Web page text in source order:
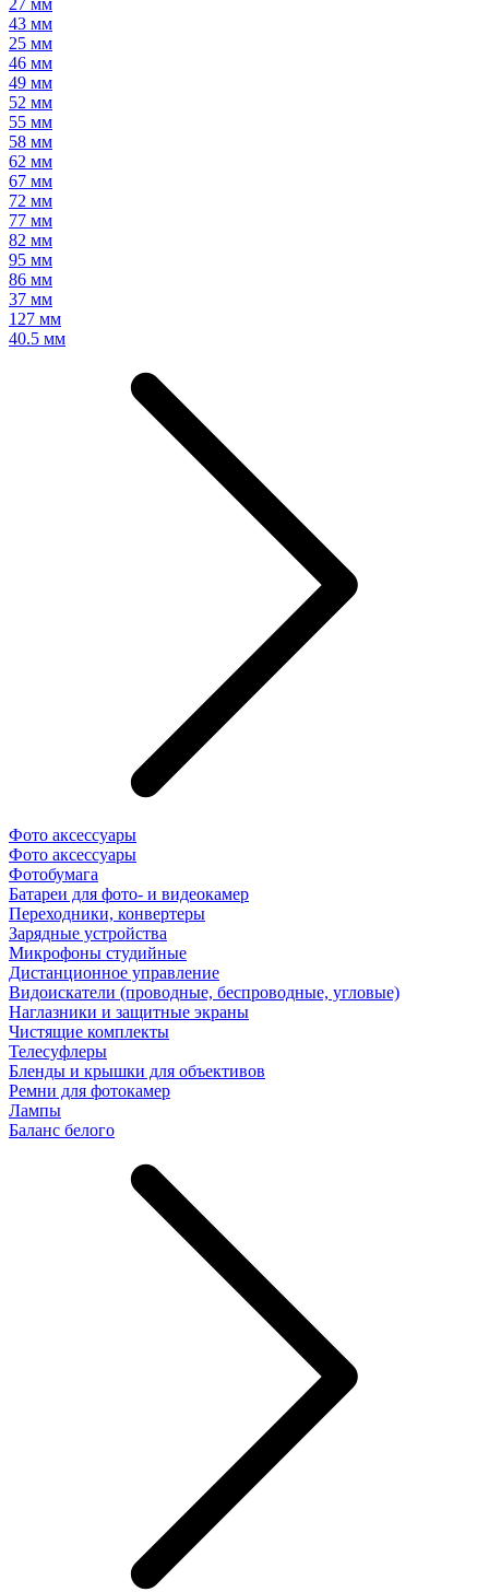
27 мм
43 мм
25 мм
46 мм
49 мм
52 мм
55 мм
58 мм
62 мм
67 мм
72 мм
77 мм
82 мм
95 мм
86 мм
37 мм
127 мм
40.5 мм
Фото аксессуары
Фото аксессуары
Фотобумага
Батареи для фото- и видеокамер
Переходники, конвертеры
Зарядные устройства
Микрофоны студийные
Дистанционное управление
Видоискатели (проводные, беспроводные, угловые)
Наглазники и защитные экраны
Чистящие комплекты
Телесуфлеры
Бленды и крышки для объективов
Ремни для фотокамер
Лампы
Баланс белого